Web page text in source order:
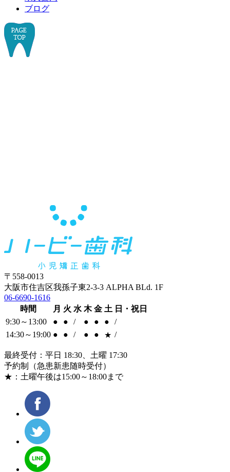
ブログ
〒558-0013
大阪市住吉区我孫子東2-3-3 ALPHA BLd. 1F
06-6690-1616
時間
月 火 水 木 金 土 日・祝日
9:30～13:00
● ● / ● ● ●
/
14:30～19:00 ● ● / ● ● ★ /
最終受付：平日 18:30、土曜 17:30
予約制（急患新患随時受付）
★：土曜午後は15:00～18:00まで